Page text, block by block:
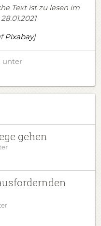
Text ist zu lesen im
Pixabay]
unter
gehen